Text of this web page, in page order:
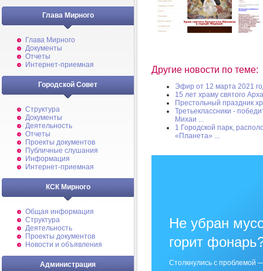
Глава Мирного
Глава Мирного
Документы
Отчеты
Интернет-приемная
Городской Совет
Структура
Документы
Деятельность
Отчеты
Проекты документов
Публичные слушания
Информация
Интернет-приемная
КСК Мирного
Общая информация
Структура
Деятельность
Проекты документов
Новости и объявления
Администрация
Другие новости по теме:
Эфир от 12 марта 2021
15 лет храму святого
Престольный праздник
Третьеклассники -
Михаи ...
1 Городской парк,
«Планета» ...
Не убран
горит
Столкнулись с проблемой